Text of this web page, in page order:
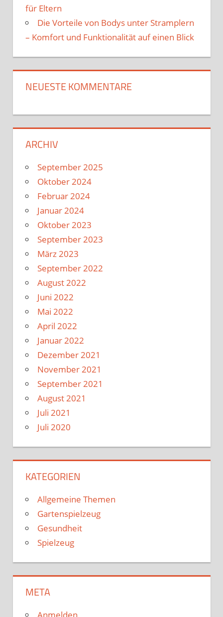
für Eltern
Die Vorteile von Bodys unter Stramplern
– Komfort und Funktionalität auf einen Blick
NEUESTE KOMMENTARE
ARCHIV
September 2025
Oktober 2024
Februar 2024
Januar 2024
Oktober 2023
September 2023
März 2023
September 2022
August 2022
Juni 2022
Mai 2022
April 2022
Januar 2022
Dezember 2021
November 2021
September 2021
August 2021
Juli 2021
Juli 2020
KATEGORIEN
Allgemeine Themen
Gartenspielzeug
Gesundheit
Spielzeug
META
Anmelden